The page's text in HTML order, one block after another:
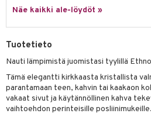
Näe kaikki ale-löydöt »
Tuotetieto
Nauti lämpimistä juomistasi tyylillä
Tämä elegantti kirkkaasta kristallista
parantamaan teen, kahvin tai kaakaon
vakaat sivut ja käytännöllinen kahva
vaihtoehdon perinteisille posliinimukeille.
& Korit
tekstiilit
& Tyynyliinat
& Peitot
& vastauksia